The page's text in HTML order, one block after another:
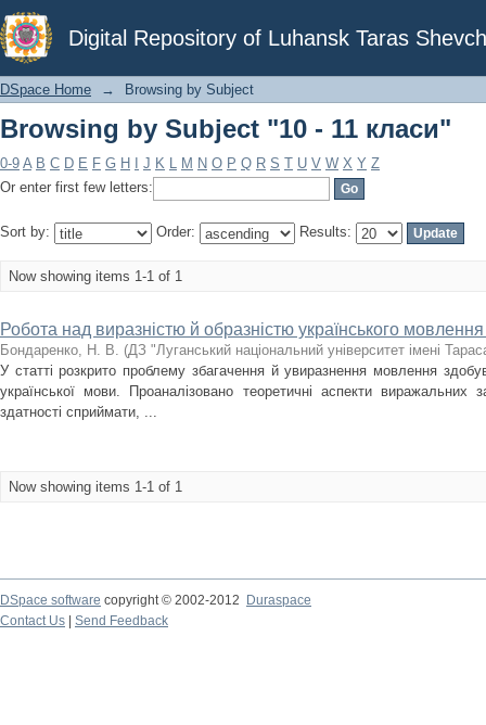
Digital Repository of Luhansk Taras
Browsing by Subject "10 - 11 класи"
DSpace Home → Browsing by Subject
Browsing by Subject "10 - 11 класи"
0-9 A B C D E F G H J K L M N O P Q R S T U V W X Y Z
Or enter first few letters:
Sort by: Order: Results:
Now showing items 1-1 of 1
Робота над виразністю й образністю українського
Бондаренко, Н. В. (ДЗ "Луганський національний університет імені
У статті розкрито проблему збагачення й увиразнення мовлення
української мови. Проаналізовано теоретичні аспекти
здатності сприймати, ...
Now showing items 1-1 of 1
DSpace software copyright © 2002-2012
Duraspace
Contact Us
Send Feedback